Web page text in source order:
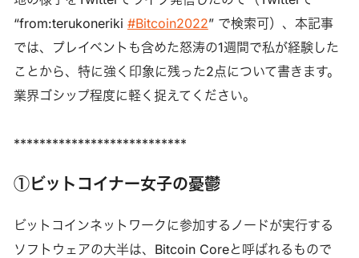
“from:terukoneriki #Bitcoin2022” で検索可）、本記事
では、プレイベントも含めた怒涛の1週間で私が経験した
ことから、特に強く印象に残った2点について書きます。
業界ゴシップ程度に軽く捉えてください。
***************************
①ビットコイナー女子の憂鬱
ビットコインネットワークに参加するノードが実行する
ソフトウェアの大半は、Bitcoin Coreと呼ばれるもので